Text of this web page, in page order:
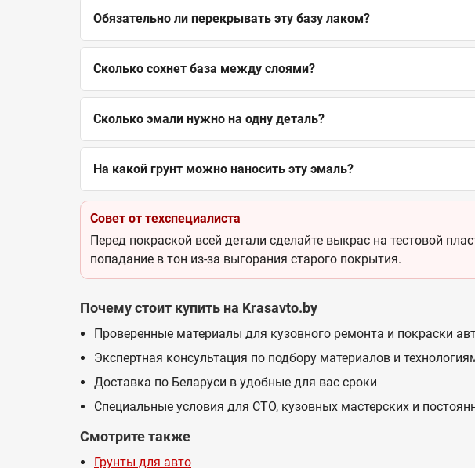
Обязательно ли перекрывать эту базу лаком?
Сколько сохнет база между слоями?
Сколько эмали нужно на одну деталь?
На какой грунт можно наносить эту эмаль?
Совет от техспециалиста
Перед покраской всей детали сделайте выкрас на тестовой
попадание в тон из-за выгорания старого покрытия.
Почему стоит купить на Krasavto.by
Проверенные материалы для кузовного ремонта и покраски
Экспертная консультация по подбору материалов и
Доставка по Беларуси в удобные для вас сроки
Специальные условия для СТО, кузовных мастерских и
Смотрите также
Грунты для авто